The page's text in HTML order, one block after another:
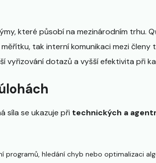
které působí na mezinárodním trhu.
tak interní komunikaci mezi členy
vyřizování dotazů a vyšší efektivita při
síla se ukazuje při technických a
programů, hledání chyb nebo optimalizaci